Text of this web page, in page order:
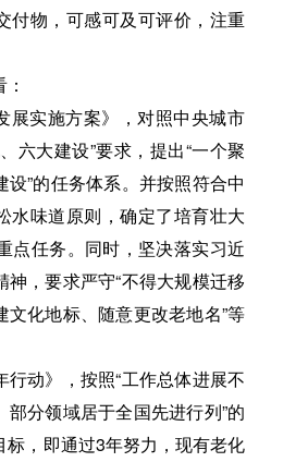
付物，可感可及可评价，注重
展实施方案》，对照中央城市
六大建设”要求，提出“一个聚
”的任务体系。并按照符合中
水味道原则，确定了培育壮大
点任务。同时，坚决落实习近
，要求严守“不得大规模迁移
文化地标、随意更改老地名”等
行动》，按照“工作总体进展不
分领域居于全国先进行列”的
标，即通过3年努力，现有老化